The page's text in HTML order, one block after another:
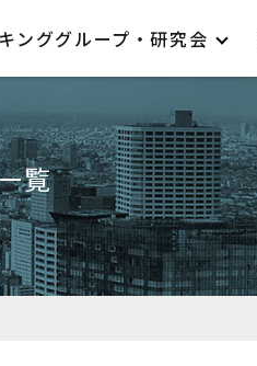
ンググループ・研究会
覧